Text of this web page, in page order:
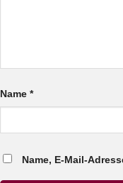
Name *
Name, E-Mail-